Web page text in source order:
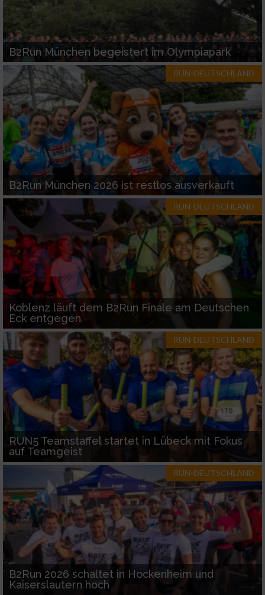
B2Run München begeistert im Olympiapark
RUN-DEUTSCHLAND
B2Run München 2026 ist restlos ausverkauft
RUN-DEUTSCHLAND
Koblenz läuft dem B2Run Finale am Deutschen
Eck entgegen
RUN-DEUTSCHLAND
RUN5 Teamstaffel startet in Lübeck mit Fokus
auf Teamgeist
RUN-DEUTSCHLAND
B2Run 2026 schaltet in Hockenheim und
Kaiserslautern hoch